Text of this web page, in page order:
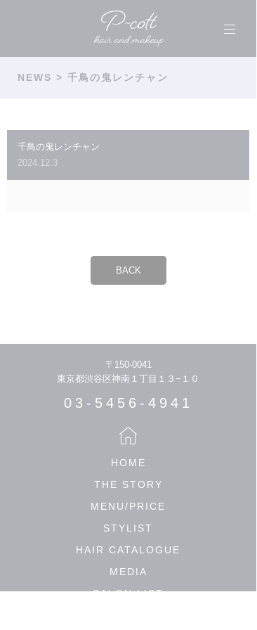
NEWS > 千鳥の鬼レンチャン
千鳥の鬼レンチャン
2024.12.3
BACK
〒150-0041
東京都渋谷区神南１丁目１３−１０
03-5456-4941
HOME
THE STORY
MENU/PRICE
STYLIST
HAIR CATALOGUE
MEDIA
SALON LIST